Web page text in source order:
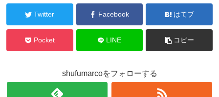
Twitter Facebook はてブ
Pocket LINE コピー
shufumarcoをフォローする